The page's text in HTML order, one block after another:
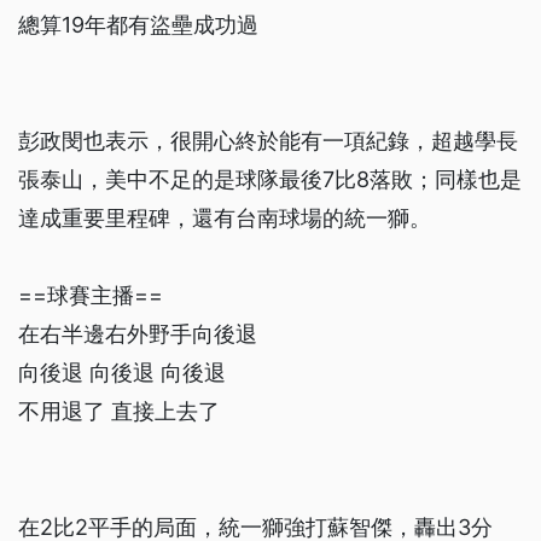
總算19年都有盜壘成功過
彭政閔也表示，很開心終於能有一項紀錄，超越學長
張泰山，美中不足的是球隊最後7比8落敗；同樣也是
達成重要里程碑，還有台南球場的統一獅。
==球賽主播==
在右半邊右外野手向後退
向後退 向後退 向後退
不用退了 直接上去了
在2比2平手的局面，統一獅強打蘇智傑，轟出3分